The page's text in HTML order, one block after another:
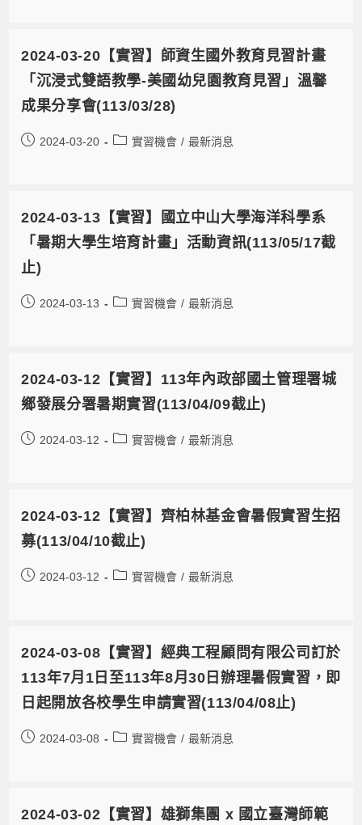
2024-03-20【實習】師資生國外教育見習計畫
「沉浸式雙語教學-美國幼兒園教育見習」溫馨
成果分享會(113/03/28)
2024-03-20 實習機會 / 最新消息
2024-03-13【實習】國立中山大學海洋科學系
「暑期大學生培育計畫」活動資訊(113/05/17截
止)
2024-03-13 實習機會 / 最新消息
2024-03-12【實習】113年內政部國土管理署城
鄉發展分署暑期實習(113/04/09截止)
2024-03-12 實習機會 / 最新消息
2024-03-12【實習】齊柏林基金會暑假實習生招
募(113/04/10截止)
2024-03-12 實習機會 / 最新消息
2024-03-08【實習】經典工程顧問有限公司訂於
113年7月1日至113年8月30日辦理暑假實習，即
日起開放各校學生申請實習(113/04/08止)
2024-03-08 實習機會 / 最新消息
2024-03-02【實習】雄獅集團 x 國立臺灣師範